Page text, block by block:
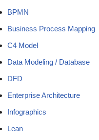
BPMN
Business Process Mapping
C4 Model
Data Modeling / Database
DFD
Enterprise Architecture
Infographics
Lean